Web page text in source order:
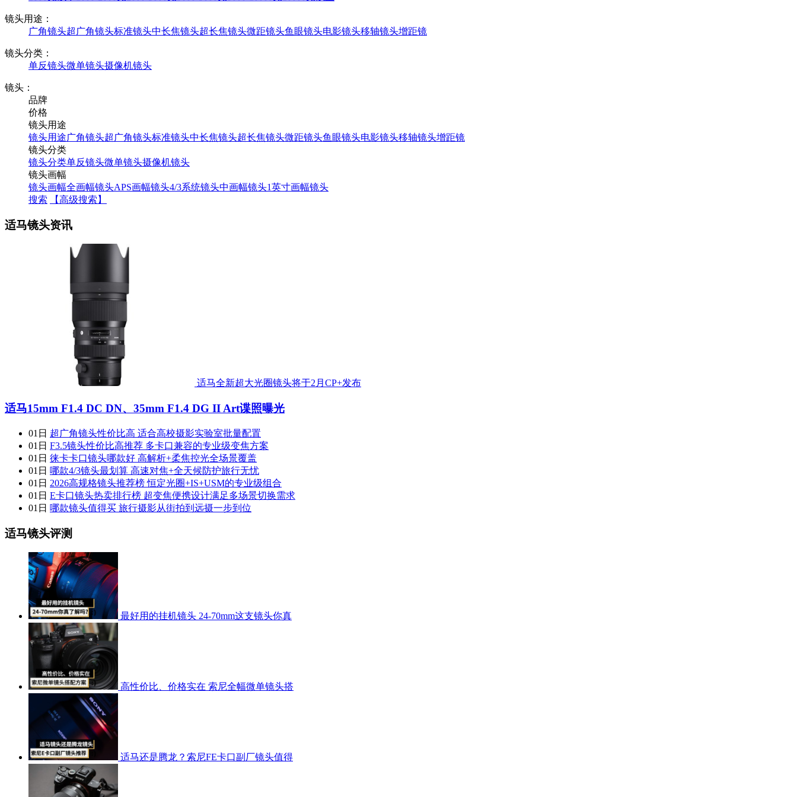
镜头用途：
广角镜头超广角镜头标准镜头中长焦镜头超长焦镜头微距镜头鱼眼镜头电影镜头移轴镜头增距镜
镜头分类：
单反镜头微单镜头摄像机镜头
镜头：
品牌
价格
镜头用途
镜头用途广角镜头超广角镜头标准镜头中长焦镜头超长焦镜头微距镜头鱼眼镜头电影镜头移轴镜头增距镜
镜头分类
镜头分类单反镜头微单镜头摄像机镜头
镜头画幅
镜头画幅全画幅镜头APS画幅镜头4/3系统镜头中画幅镜头1英寸画幅镜头
搜索
【高级搜索】
适马镜头资讯
适马全新超大光圈镜头将于2月CP+发布
适马15mm F1.4 DC DN、35mm F1.4 DG II Art谍照曝光
01日 超广角镜头性价比高 适合高校摄影实验室批量配置
01日 F3.5镜头性价比高推荐 多卡口兼容的专业级变焦方案
01日 徕卡卡口镜头哪款好 高解析+柔焦控光全场景覆盖
01日 哪款4/3镜头最划算 高速对焦+全天候防护旅行无忧
01日 2026高规格镜头推荐榜 恒定光圈+IS+USM的专业级组合
01日 E卡口镜头热卖排行榜 超变焦便携设计满足多场景切换需求
01日 哪款镜头值得买 旅行摄影从街拍到远摄一步到位
适马镜头评测
最好用的挂机镜头 24-70mm这支镜头你真
高性价比、价格实在 索尼全幅微单镜头搭
适马还是腾龙？索尼FE卡口副厂镜头值得